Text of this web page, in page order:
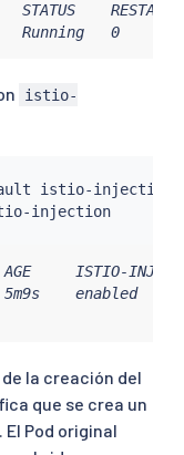
RESTARTS
Running   0
istio-
istio-injection
get namespace -L istio-injection
ISTIO-
enabled
la creación del
que se crea un
Pod original